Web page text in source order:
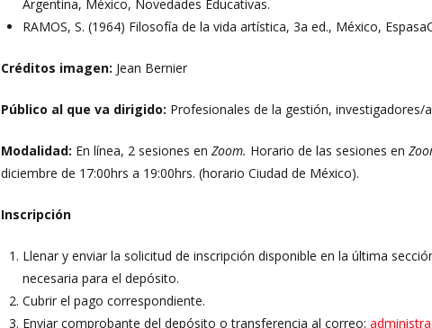
Argentina, México, Novedades Educativas.
RAMOS, S. (1964) Filosofía de la vida artística, 3a ed., México,
Créditos imagen: Jean Bernier
Público al que va dirigido: Profesionales de la gestión,
Modalidad: En línea, 2 sesiones enZoom. Horario de las sesiones en
diciembre de 17:00hrs a 19:00hrs. (horario Ciudad de México).
Inscripción
Llenar y enviar la solicitud de inscripción disponible en la última
necesaria para el depósito.
Cubrir el pago correspondiente.
Enviar comprobante del depósito o transferencia al correo: